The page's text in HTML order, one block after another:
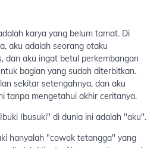
karya yang belum tamat. Di
aku adalah seorang otaku
dan aku ingat betul perkembangan
bagian yang sudah diterbitkan.
sekitar setengahnya, dan aku
tanpa mengetahui akhir ceritanya.
Ibusuki" di dunia ini adalah "aku".
hanyalah "cowok tetangga" yang